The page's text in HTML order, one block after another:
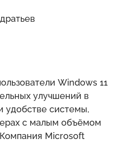
Windows 11
улучшений в
удобстве системы,
с малым объёмом
Microsoft